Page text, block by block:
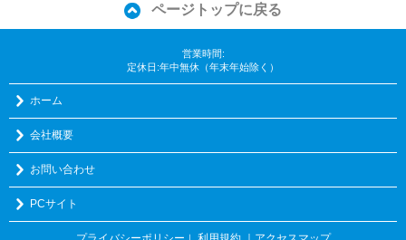
ページトップに戻る
営業時間:
定休日:年中無休（年末年始除く）
ホーム
会社概要
お問い合わせ
PCサイト